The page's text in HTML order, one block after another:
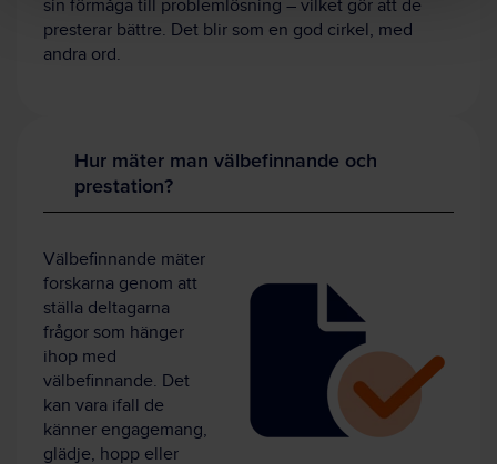
sin förmåga till problemlösning – vilket gör att de
presterar bättre. Det blir som en god cirkel, med
andra ord.
Hur mäter man välbefinnande och
prestation?
Välbefinnande mäter
forskarna genom att
ställa deltagarna
frågor som hänger
ihop med
välbefinnande. Det
kan vara ifall de
känner engagemang,
glädje, hopp eller